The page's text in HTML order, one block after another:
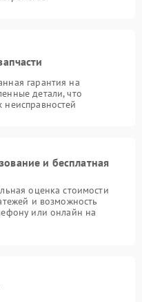
гарантия на
детали, что
и бесплатная
оценка стоимости
и возможность
или онлайн на